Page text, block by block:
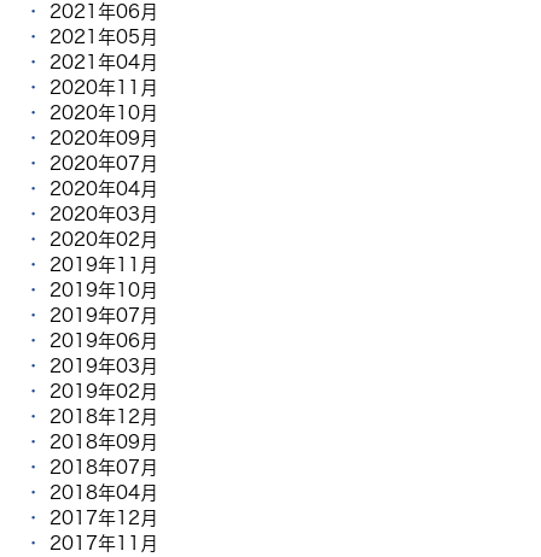
2021年06月
2021年05月
2021年04月
2020年11月
2020年10月
2020年09月
2020年07月
2020年04月
2020年03月
2020年02月
2019年11月
2019年10月
2019年07月
2019年06月
2019年03月
2019年02月
2018年12月
2018年09月
2018年07月
2018年04月
2017年12月
2017年11月